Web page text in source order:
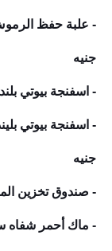
- علبة حفظ
جنيه
- اسفنجة بيوتي
- اسفنجة بيوتي
جنيه
- صندوق تخزين
- ماك أحمر شفاه ساتن – 0.10